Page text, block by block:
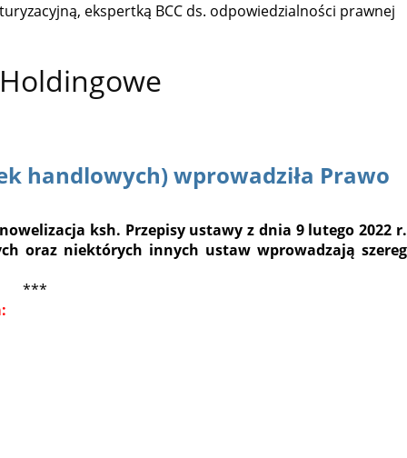
ekspertką BCC ds. odpowiedzialności prawnej
handlowych) wprowadziła Prawo
ksh. Przepisy ustawy z dnia 9 lutego 2022 r.
oraz niektórych innych ustaw wprowadzają szereg
***